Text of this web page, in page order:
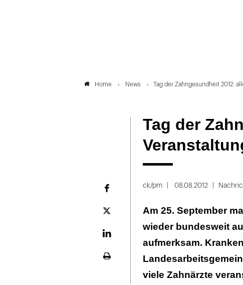
Home News Tag der Zahngesundheit 2012:
Tag der
Plattform
ck/pm 08.08.2012
Am 25. September
wieder bundesweit
aufmerksam.
viele Zahnärzte